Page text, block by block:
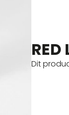
RED
Dit